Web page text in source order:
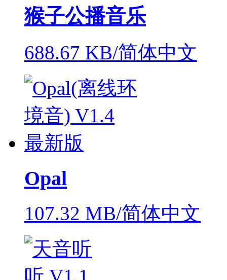
猴子公播音乐
688.67 KB/简体中文
Opal
107.32 MB/简体中文